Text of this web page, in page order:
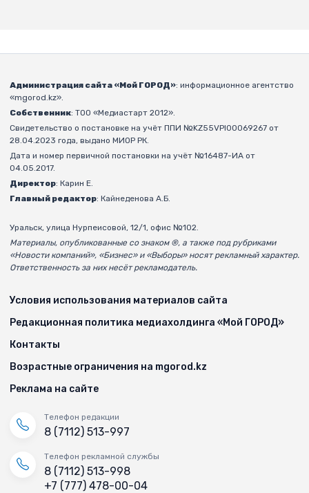
Администрация сайта «Мой ГОРОД»: информационное агентство
«mgorod.kz».
Собственник: ТОО «Медиастарт 2012».
Свидетельство о постановке на учёт ППИ №KZ55VPI00069267 от
28.04.2023 года, выдано МИОР РК.
Дата и номер первичной постановки на учёт №16487-ИА от
04.05.2017.
Директор: Карин Е.
Главный редактор: Кайнеденова А.Б.
Уральск, улица Нурпеисовой, 12/1, офис №102.
Материалы, опубликованные со знаком ®, а также под рубриками
«Новости компаний», «Бизнес» и «Выборы» носят рекламный характер.
Ответственность за них несёт рекламодатель.
Условия использования материалов сайта
Редакционная политика медиахолдинга «Мой ГОРОД»
Контакты
Возрастные ограничения на mgorod.kz
Реклама на сайте
Телефон редакции
8 (7112) 513-997
Телефон рекламной службы
8 (7112) 513-998
+7 (777) 478-00-04